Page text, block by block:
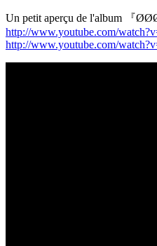
Un petit aperçu de l'album 『
http://www.youtube.com/
http://www.youtube.com/